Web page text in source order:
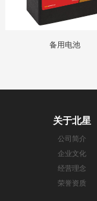
备用电池
关于北星
公司简介
企业文化
经营理念
荣誉资质